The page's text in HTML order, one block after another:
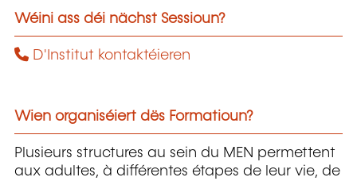
Wéini ass déi nächst Sessioun?
D'Institut kontaktéieren
Wien organiséiert dës Formatioun?
Plusieurs structures au sein du MEN permettent
aux adultes, à différentes étapes de leur vie, de